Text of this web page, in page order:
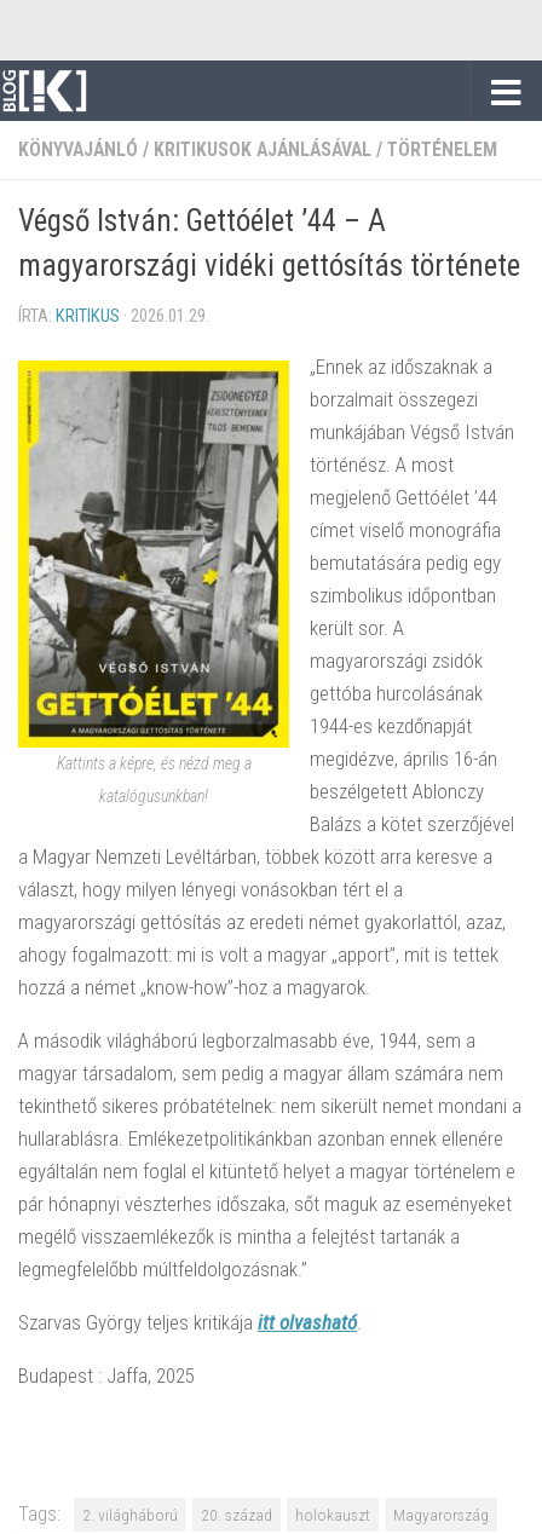
KÖNYVAJÁNLÓ / KRITIKUSOK AJÁNLÁSÁVAL / TÖRTÉNELEM
Végső István: Gettóélet ’44 – A
magyarországi vidéki gettósítás története
ÍRTA: KRITIKUS · 2026.01.29.
Kattints a képre, és nézd meg a
katalógusunkban!
„Ennek az időszaknak a
borzalmait összegezi
munkájában Végső István
történész. A most
megjelenő Gettóélet ’44
címet viselő monográfia
bemutatására pedig egy
szimbolikus időpontban
került sor. A
magyarországi zsidók
gettóba hurcolásának
1944-es kezdőnapját
megidézve, április 16-án
beszélgetett Ablonczy
Balázs a kötet szerzőjével
a Magyar Nemzeti Levéltárban, többek között arra keresve a
választ, hogy milyen lényegi vonásokban tért el a
magyarországi gettósítás az eredeti német gyakorlattól, azaz,
ahogy fogalmazott: mi is volt a magyar „apport”, mit is tettek
hozzá a német „know-how”-hoz a magyarok.
A második világháború legborzalmasabb éve, 1944, sem a
magyar társadalom, sem pedig a magyar állam számára nem
tekinthető sikeres próbatételnek: nem sikerült nemet mondani a
hullarablásra. Emlékezetpolitikánkban azonban ennek ellenére
egyáltalán nem foglal el kitüntető helyet a magyar történelem e
pár hónapnyi vészterhes időszaka, sőt maguk az eseményeket
megélő visszaemlékezők is mintha a felejtést tartanák a
legmegfelelőbb múltfeldolgozásnak.”
Szarvas György teljes kritikája itt olvasható.
Budapest : Jaffa, 2025
Tags: 2. világháború 20. század holokauszt
Magyarország